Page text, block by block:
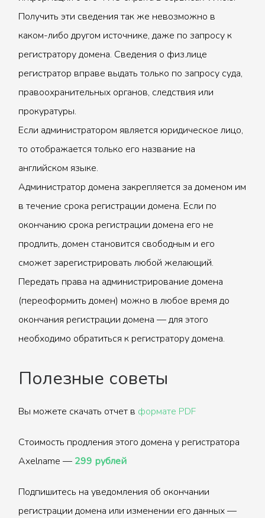
Получить эти сведения так же невозможно в
каком-либо другом источнике, даже по запросу к
регистратору домена. Сведения о физ.лице
регистратор вправе выдать только по запросу суда,
правоохранительных органов, следствия или
прокуратуры.
Если администратором является юридическое лицо,
то отображается только его название на
английском языке.
Администратор домена закрепляется за доменом им
в течение срока регистрации домена. Если по
окончанию срока регистрации домена его не
продлить, домен становится свободным и его
сможет зарегистрировать любой желающий.
Передать права на администрирование домена
(переоформить домен) можно в любое время до
окончания регистрации домена — для этого
необходимо обратиться к регистратору домена.
Полезные советы
Вы можете скачать отчет в формате PDF
Стоимость продления этого домена у регистратора
Axelname — 299 рублей
Подпишитесь на уведомления об окончании
регистрации домена или изменении его данных —